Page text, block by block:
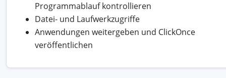
Programmablauf kontrollieren
Datei- und Laufwerkzugriffe
Anwendungen weitergeben und ClickOnce
veröffentlichen